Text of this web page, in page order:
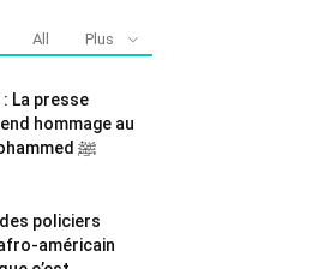
All Plus
La presse
hommage au
Prophète Mohammed ﷺ
policiers
américain